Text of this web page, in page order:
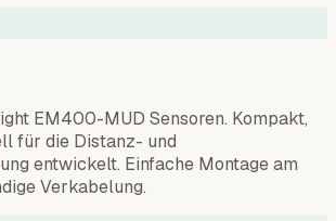
EM400-MUD Sensoren. Kompakt,
für die Distanz- und
entwickelt. Einfache Montage am
Verkabelung.